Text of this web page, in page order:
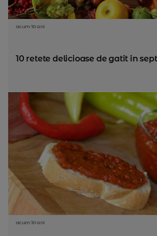
acum 10 ani
10 retete delicioase de gatit in
acum 10 ani